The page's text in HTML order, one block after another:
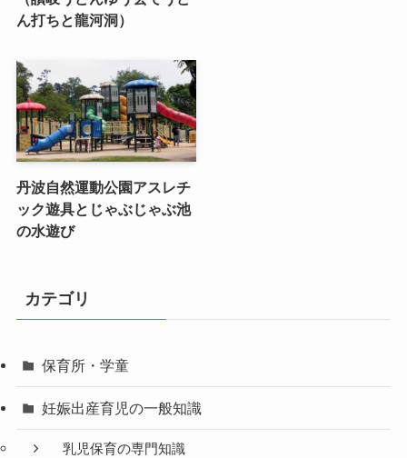
ん打ちと龍河洞）
丹波自然運動公園アスレチ
ック遊具とじゃぶじゃぶ池
の水遊び
カテゴリ
保育所・学童
妊娠出産育児の一般知識
乳児保育の専門知識